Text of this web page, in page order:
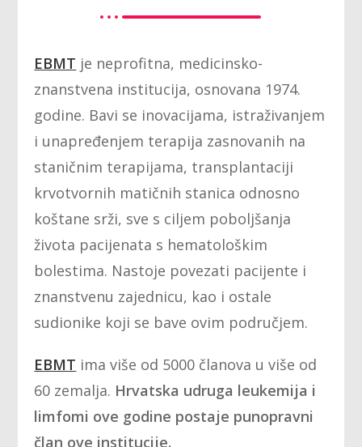
EBMT je neprofitna, medicinsko-
znanstvena institucija, osnovana 1974.
godine. Bavi se inovacijama, istraživanjem
i unapređenjem terapija zasnovanih na
staničnim terapijama, transplantaciji
krvotvornih matičnih stanica odnosno
koštane srži, sve s ciljem poboljšanja
života pacijenata s hematološkim
bolestima. Nastoje povezati pacijente i
znanstvenu zajednicu, kao i ostale
sudionike koji se bave ovim područjem.
EBMT ima više od 5000 članova u više od
60 zemalja. Hrvatska udruga leukemija i
limfomi ove godine postaje punopravni
član ove institucije.